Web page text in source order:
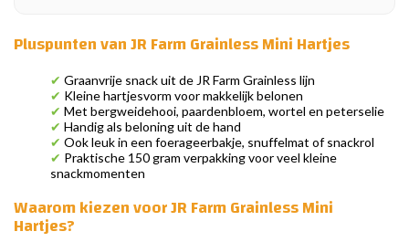
Pluspunten van JR Farm Grainless Mini Hartjes
✔ Graanvrije snack uit de JR Farm Grainless lijn
✔ Kleine hartjesvorm voor makkelijk belonen
✔ Met bergweidehooi, paardenbloem, wortel en peterselie
✔ Handig als beloning uit de hand
✔ Ook leuk in een foerageerbakje, snuffelmat of snackrol
✔ Praktische 150 gram verpakking voor veel kleine
snackmomenten
Waarom kiezen voor JR Farm Grainless Mini
Hartjes?